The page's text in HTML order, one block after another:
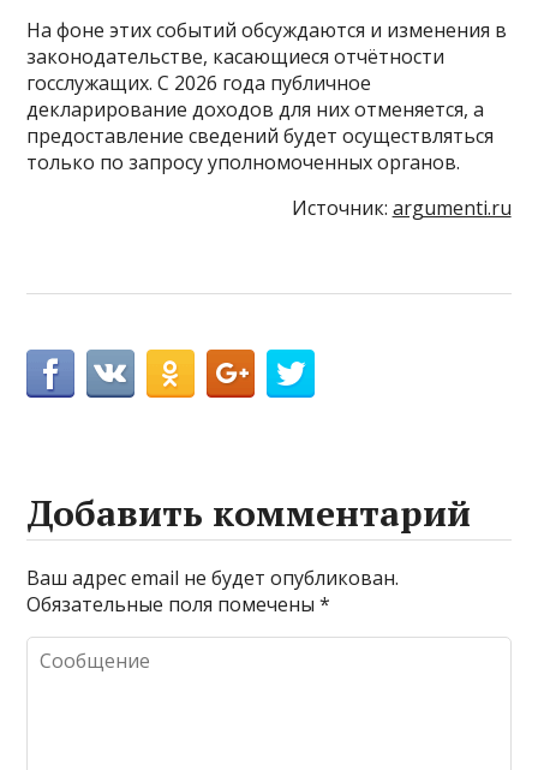
На фоне этих событий обсуждаются и изменения в
законодательстве, касающиеся отчётности
госслужащих. С 2026 года публичное
декларирование доходов для них отменяется, а
предоставление сведений будет осуществляться
только по запросу уполномоченных органов.
Источник: argumenti.ru
Добавить комментарий
Ваш адрес email не будет опубликован.
Обязательные поля помечены*